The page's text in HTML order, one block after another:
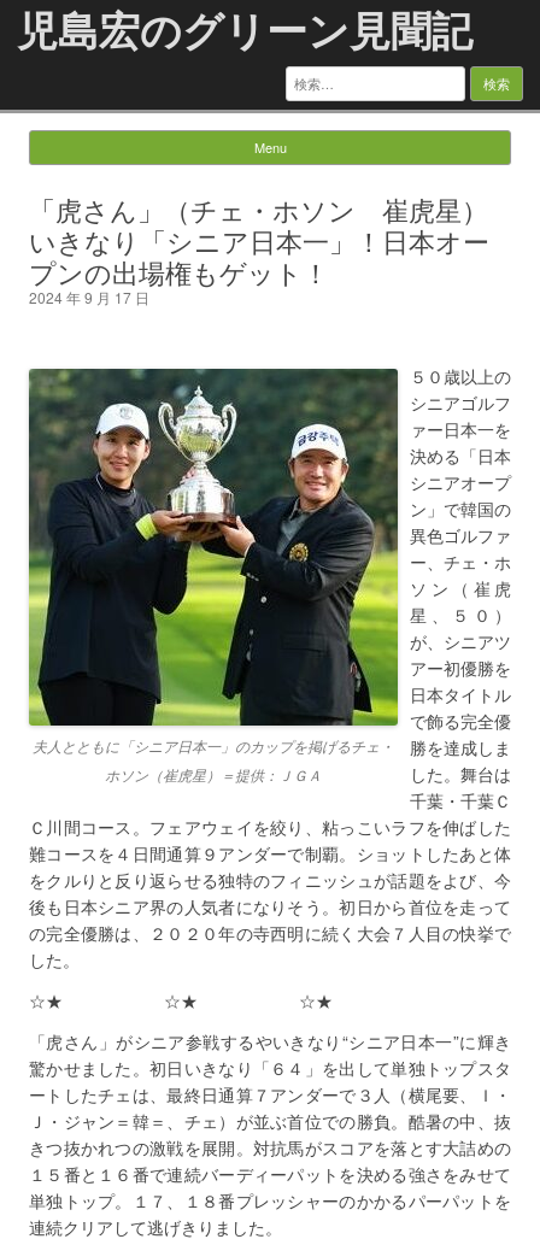
児島宏のグリーン見聞記
検
索:
Menu
「虎さん」（チェ・ホソン 崔虎星）
いきなり「シニア日本一」！日本オー
プンの出場権もゲット！
2024 年 9 月 17 日
夫人とともに「シニア日本一」のカップを掲げるチェ・
ホソン（崔虎星）＝提供：ＪＧＡ
５０歳以上の
シニアゴルフ
ァー日本一を
決める「日本
シニアオープ
ン」で韓国の
異色ゴルファ
ー、チェ・ホ
ソン（崔虎
星、５０）
が、シニアツ
アー初優勝を
日本タイトル
で飾る完全優
勝を達成しま
した。舞台は
千葉・千葉Ｃ
Ｃ川間コース。フェアウェイを絞り、粘っこいラフを伸ばした
難コースを４日間通算９アンダーで制覇。ショットしたあと体
をクルりと反り返らせる独特のフィニッシュが話題をよび、今
後も日本シニア界の人気者になりそう。初日から首位を走って
の完全優勝は、２０２０年の寺西明に続く大会７人目の快挙で
した。
☆★ ☆★ ☆★
「虎さん」がシニア参戦するやいきなり“シニア日本一”に輝き
驚かせました。初日いきなり「６４」を出して単独トップスタ
ートしたチェは、最終日通算７アンダーで３人（横尾要、Ｉ・
Ｊ・ジャン＝韓＝、チェ）が並ぶ首位での勝負。酷暑の中、抜
きつ抜かれつの激戦を展開。対抗馬がスコアを落とす大詰めの
１５番と１６番で連続バーディーパットを決める強さをみせて
単独トップ。１７、１８番プレッシャーのかかるパーパットを
連続クリアして逃げきりました。